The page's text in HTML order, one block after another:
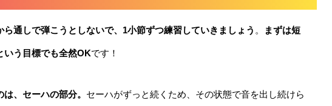
ら通しで弾こうとしないで、1小節ずつ練習していきましょう 。 まずは短
いう目標でも全然OKです！
、セーハの部分。 セーハがずっと続くため、その状態で音を出し続けら